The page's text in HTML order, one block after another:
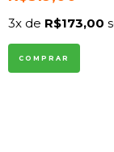
3x de R$173,00